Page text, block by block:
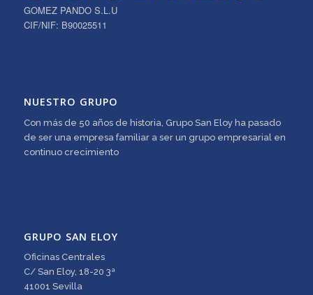
GOMEZ PANDO S.L.U
CIF/NIF: B90025511
NUESTRO GRUPO
Con más de 50 años de historia, Grupo San Eloy ha pasado
de ser una empresa familiar a ser un grupo empresarial en
continuo crecimiento
GRUPO SAN ELOY
Oficinas Centrales
C/ San Eloy, 18-20 3ª
41001 Sevilla